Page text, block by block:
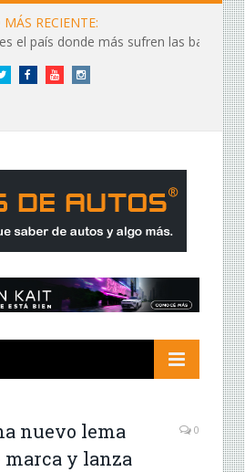
MÁS RECIENTE:
el país donde más sufren las baterías?
Twitter FacebookYouTubeInstagram
nuevo lema
y lanza
0